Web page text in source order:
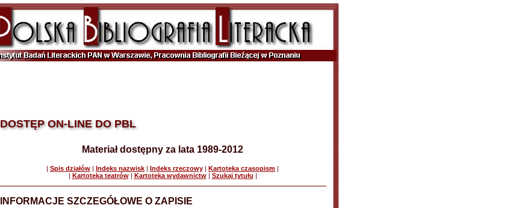
DOSTĘP ON-LINE DO PBL
Materiał dostępny za lata 1989-2012
| Spis działów | Indeks nazwisk | Indeks rzeczowy | Kartoteka czasopism |
| Kartoteka teatrów| Kartoteka wydawnictw| Szukaj tytułu |
INFORMACJE SZCZEGÓŁOWE O ZAPISIE